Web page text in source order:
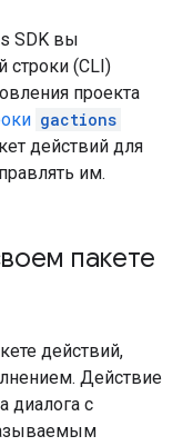
SDK вы
строки (CLI)
проекта
gactions
действий для
им.
пакете
действий,
Действие
диалога с